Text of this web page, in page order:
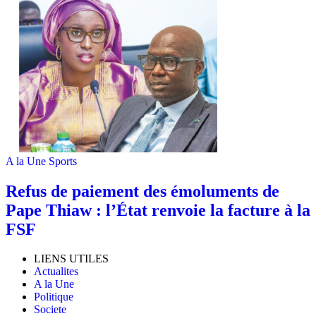
A la Une Sports
Refus de paiement des émoluments de
Pape Thiaw : l’État renvoie la facture à la
FSF
LIENS UTILES
Actualites
A la Une
Politique
Societe